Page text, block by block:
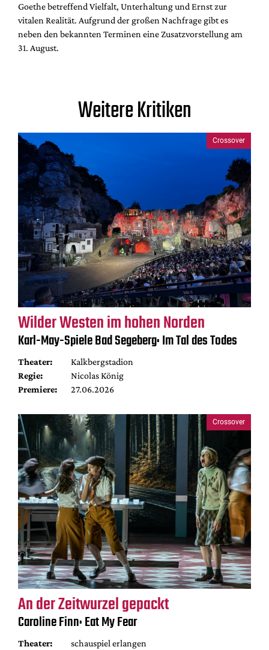
Goethe betreffend Vielfalt, Unterhaltung und Ernst zur
vitalen Realität. Aufgrund der großen Nachfrage gibt es
neben den bekannten Terminen eine Zusatzvorstellung am
31. August.
Weitere Kritiken
Crossover
Wilder Westen im hohen Norden
Karl-May-Spiele Bad Segeberg: Im Tal des Todes
Theater:
Kalkbergstadion
Regie:
Nicolas König
Premiere:
27.06.2026
Crossover
An der Zeitwurzel gepackt
Caroline Finn: Eat My Fear
Theater:
schauspiel erlangen